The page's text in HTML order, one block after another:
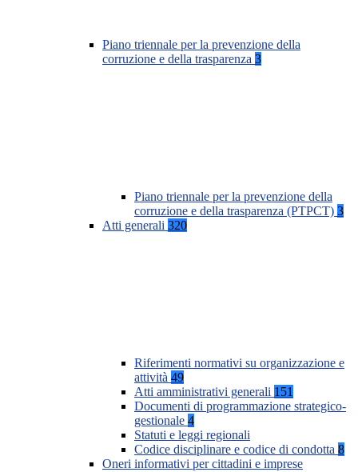
Piano triennale per la prevenzione della
corruzione e della trasparenza 3
Piano triennale per la prevenzione della
corruzione e della trasparenza (PTPCT) 3
Atti generali 320
Riferimenti normativi su organizzazione e
attività 49
Atti amministrativi generali 151
Documenti di programmazione strategico-
gestionale 4
Statuti e leggi regionali
Codice disciplinare e codice di condotta 8
Oneri informativi per cittadini e imprese